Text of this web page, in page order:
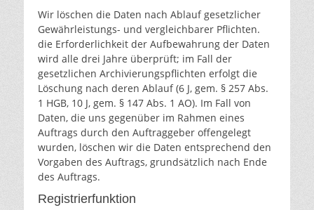
Wir löschen die Daten nach Ablauf gesetzlicher
Gewährleistungs- und vergleichbarer Pflichten.
die Erforderlichkeit der Aufbewahrung der Daten
wird alle drei Jahre überprüft; im Fall der
gesetzlichen Archivierungspflichten erfolgt die
Löschung nach deren Ablauf (6 J, gem. § 257 Abs.
1 HGB, 10 J, gem. § 147 Abs. 1 AO). Im Fall von
Daten, die uns gegenüber im Rahmen eines
Auftrags durch den Auftraggeber offengelegt
wurden, löschen wir die Daten entsprechend den
Vorgaben des Auftrags, grundsätzlich nach Ende
des Auftrags.
Registrierfunktion